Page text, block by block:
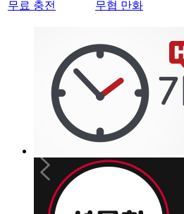
무료 충전
무협 만화